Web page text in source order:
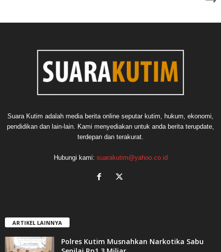
Suara Kutim adalah media berita online seputar kutim, hukum, ekonomi,
pendidikan dan lain-lain. Kami menyediakan untuk anda berita terupdate,
terdepan dan terakurat.
Hubungi kami: suarakutim@yahoo.co.id
ARTIKEL LAINNYA
Polres Kutim Musnahkan Narkotika Sabu